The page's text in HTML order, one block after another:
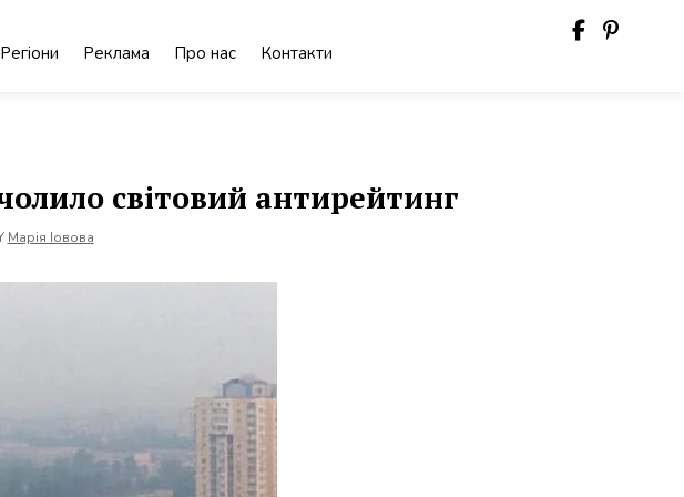
Регіони Реклама Про нас Контакти
світовий антирейтинг
Марія Іовова